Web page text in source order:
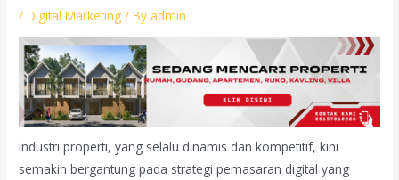
/Digital Marketing / By admin
Industri properti, yang selalu dinamis dan kompetitif, kini
semakin bergantung pada strategi pemasaran digital yang